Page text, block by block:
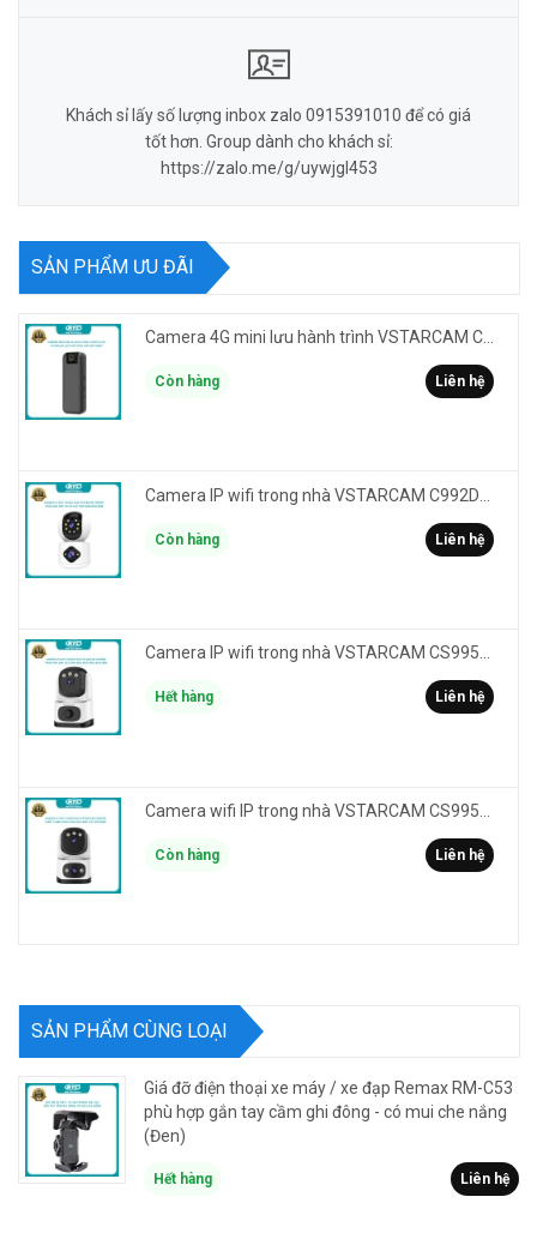
Khách sỉ lấy số lượng inbox zalo 0915391010 để có giá
tốt hơn. Group dành cho khách sỉ:
https://zalo.me/g/uywjgl453
SẢN PHẨM ƯU ĐÃI
Còn hàng Liên hệ
Còn hàng Liên hệ
Camera IP wifi trong nhà VSTARCAM CS995M phân giải 2MP HD led trợ sáng - cảnh báo khói, gas, cháy
Hết hàng Liên hệ
Còn hàng Liên hệ
SẢN PHẨM CÙNG LOẠI
Giá đỡ điện thoại xe máy / xe đạp Remax RM-C53
phù hợp gắn tay cầm ghi đông - có mui che nắng
(Đen)
Hết hàng Liên hệ